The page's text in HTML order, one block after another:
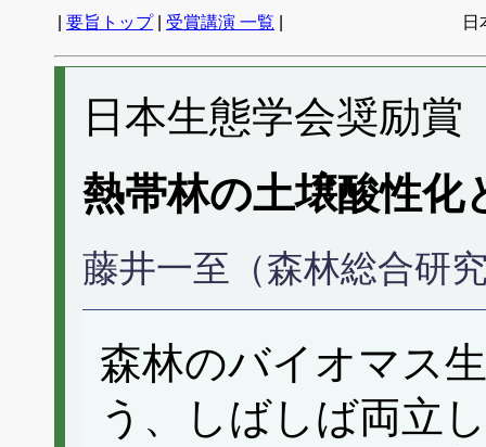
要旨トップ| 受賞講演 一覧 日
日本生態学会奨励
熱帯林の土壌酸性化
藤井一至（森林総合研
森林のバイオマス
う、しばしば両立